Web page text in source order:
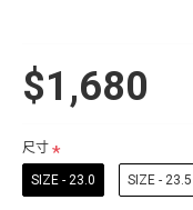
$1,680
尺寸
SIZE - 23.0 SIZE - 23.5